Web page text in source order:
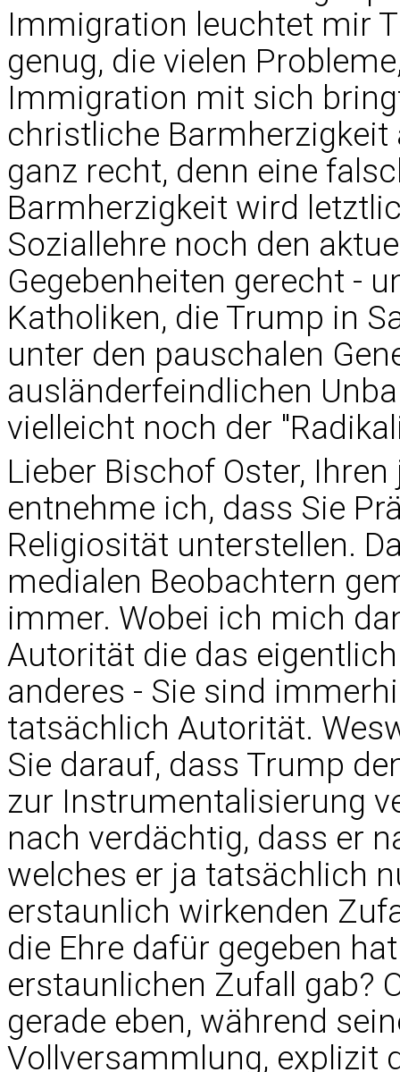
Immigration leuchtet mir
genug, die vielen
Immigration mit sich
christliche Barmherzigkeit
ganz recht, denn eine
Barmherzigkeit wird
Soziallehre noch den
Gegebenheiten gerecht -
Katholiken, die Trump in
unter den pauschalen
ausländerfeindlichen
vielleicht noch der
Lieber Bischof Oster,
entnehme ich, dass Sie
Religiosität unterstellen.
medialen Beobachtern
immer. Wobei ich mich
Autorität die das
anderes - Sie sind
tatsächlich Autorität.
Sie darauf, dass Trump
zur Instrumentalisierung
nach verdächtig, dass er
welches er ja tatsächlich
erstaunlich wirkenden
die Ehre dafür gegeben
erstaunlichen Zufall gab?
gerade eben, während
Vollversammlung, explizit